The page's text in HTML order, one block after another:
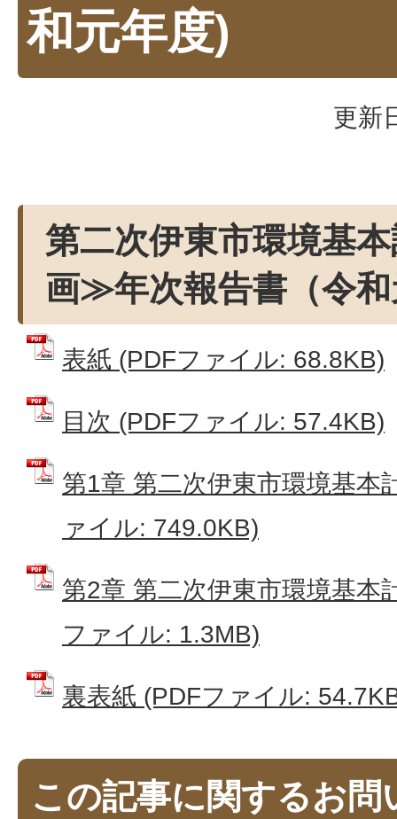
和元年度)
更新
第二次伊東市環境基
画≫年次報告書（令
表紙 (PDFファイル: 68.8KB)
目次 (PDFファイル: 57.4KB)
第1章 第二次伊東市環境基本
ァイル: 749.0KB)
第2章 第二次伊東市環境基本
ファイル: 1.3MB)
裏表紙 (PDFファイル:
この記事に関するお問